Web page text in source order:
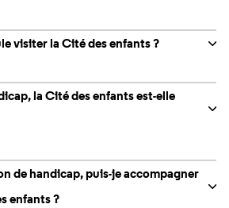
visiter la Cité des enfants ?
la Cité des enfants est-elle
de handicap, puis-je accompagner
enfants ?